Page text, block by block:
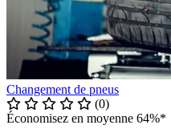
Changement de pneus
(0)
Économisez en moyenne 64%*